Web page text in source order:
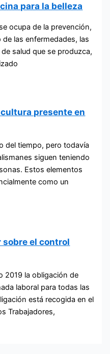
para la belleza
ocupa de la prevención,
las enfermedades, las
salud que se produzca,
presente en
del tiempo, pero todavía
siguen teniendo
Estos elementos
como un
sobre el control
2019 la obligación de
laboral para todas las
está recogida en el
Trabajadores,